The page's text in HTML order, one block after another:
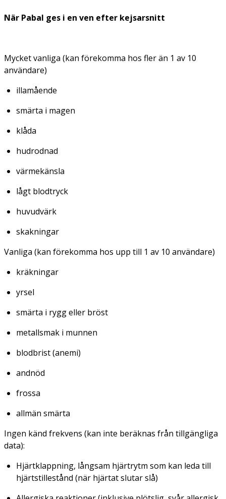
När Pabal ges i en ven efter kejsarsnitt
Mycket vanliga (kan förekomma hos fler än 1 av 10
användare)
illamående
smärta i magen
klåda
hudrodnad
värmekänsla
lågt blodtryck
huvudvärk
skakningar
Vanliga (kan förekomma hos upp till 1 av 10 användare)
kräkningar
yrsel
smärta i rygg eller bröst
metallsmak i munnen
blodbrist (anemi)
andnöd
frossa
allmän smärta
Ingen känd frekvens (kan inte beräknas från tillgängliga
data):
Hjärtklappning, långsam hjärtrytm som kan leda till
hjärtstillestånd (när hjärtat slutar slå)